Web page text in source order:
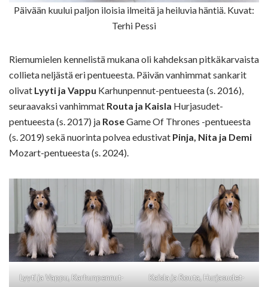
Päivään kuului paljon iloisia ilmeitä ja heiluvia häntiä. Kuvat:
Terhi Pessi
Riemumielen kennelistä mukana oli kahdeksan pitkäkarvaista
collieta neljästä eri pentueesta. Päivän vanhimmat sankarit
olivat Lyyti ja Vappu Karhunpennut-pentueesta (s. 2016),
seuraavaksi vanhimmat Routa ja Kaisla Hurjasudet-
pentueesta (s. 2017) ja RoseGame Of Thrones -pentueesta
(s. 2019) sekä nuorinta polvea edustivat Pinja, Nita ja Demi
Mozart-pentueesta (s. 2024).
Lyyti ja Vappu, Karhunpennut- Kaisla ja Routa, Hurjasudet-